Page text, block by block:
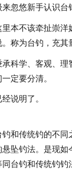
忽悠新手认识台
本不该牵扯崇
称为台钓，充其
科学、客观、
定要分清。
说明了。
和传统钓的不同
坠钓法。是现如
台钓和传统钓钓